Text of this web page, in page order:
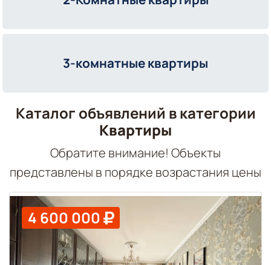
3-комнатные квартиры
Каталог объявлений в категории
Квартиры
Обратите внимание! Объекты
представлены в порядке возрастания цены
4 600 000